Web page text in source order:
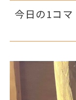
今日の1コマ